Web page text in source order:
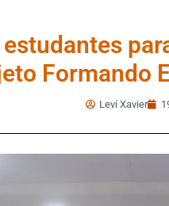
Formando
Leví Xavier